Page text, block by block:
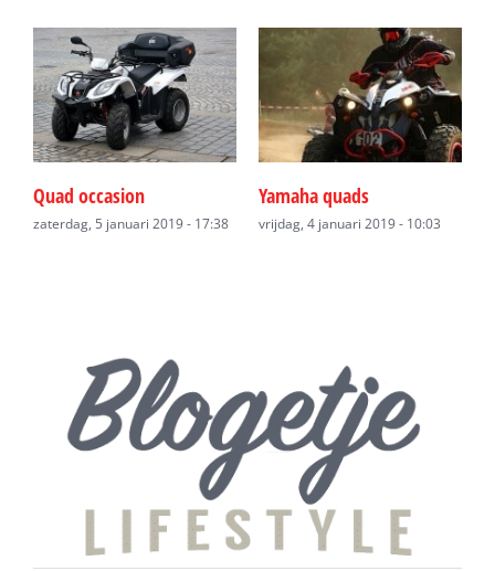
Quad occasion
zaterdag, 5 januari 2019 - 17:38
Yamaha quads
vrijdag, 4 januari 2019 - 10:03